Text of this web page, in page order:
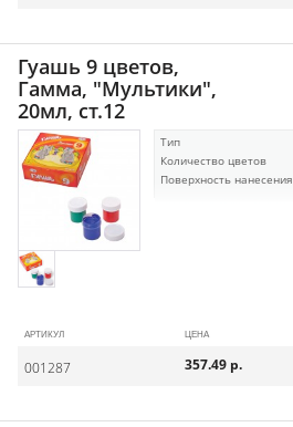
Гуашь 9 цветов,
Гамма, "Мультики",
20мл, ст.12
Тип
Количество цветов
Поверхность нанесения
АРТИКУЛ ЦЕНА
001287 357.49 р.